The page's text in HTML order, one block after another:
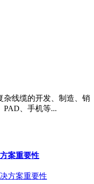
杂线缆的开发、制造、销
PAD、手机等...
案重要性